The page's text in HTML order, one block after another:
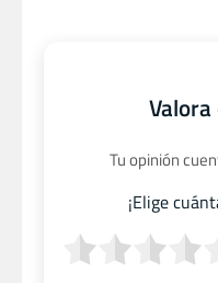
Tu opinión
¡Elige